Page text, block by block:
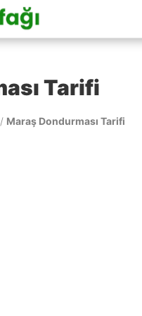
Tarifi
/ Maraş Dondurması Tarifi